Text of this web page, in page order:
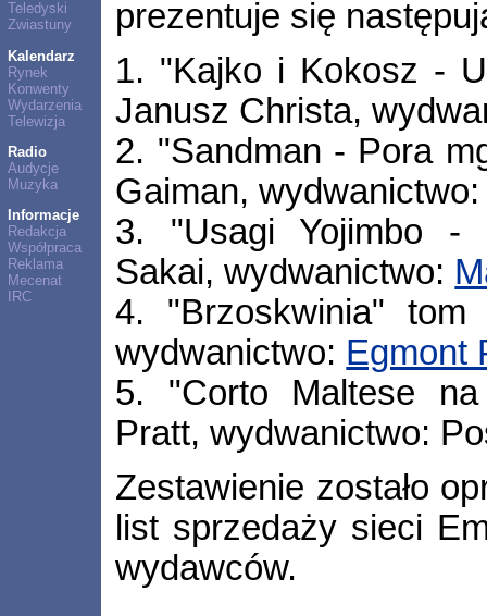
Teledyski
Zwiastuny
Kalendarz
Rynek
Konwenty
Wydarzenia
Telewizja
Radio
Audycje
Muzyka
Informacje
Redakcja
Współpraca
Reklama
Mecenat
IRC
prezentuje się
1. "Kajko i Kokosz -
Janusz Christa,
2. "Sandman - Pora
Gaiman,
3. "Usagi Yojimbo -
Sakai, wydwanictwo:
4. "Brzoskwinia"
wydwanictwo: Egmont
5. "Corto Maltese
Pratt, wydwanictwo:
Zestawienie zostało
list sprzedaży sieci
wydawców.